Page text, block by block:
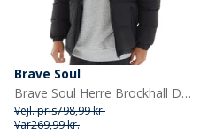
Brave Soul
Brave Soul Herre Brockhall Dyne Sort
Vejl. pris798,99 kr.
Var269,99 kr.